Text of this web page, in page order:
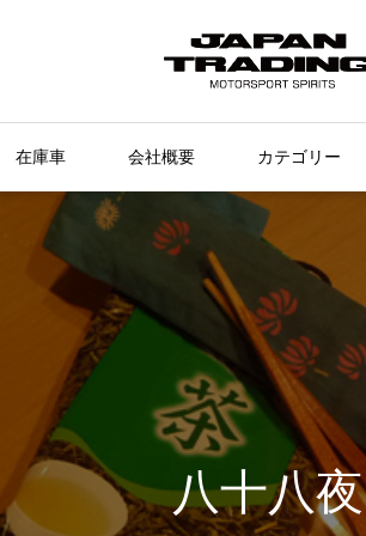
在庫車 会社概要 カテゴリー
八十八夜